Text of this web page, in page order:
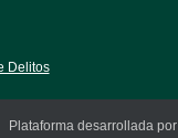
Delitos
Plataforma desarrollada por